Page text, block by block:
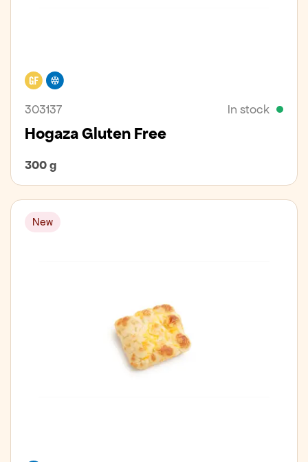
Gluten free
303137 In stock
Hogaza Gluten Free
300 g
New